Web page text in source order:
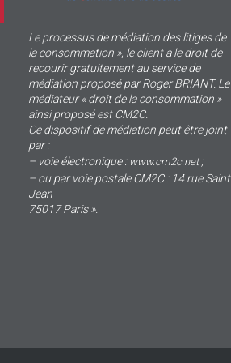
Le processus de médiation des litiges de
la consommation », le client a le droit de
recourir gratuitement au service de
médiation proposé par Roger BRIANT. Le
médiateur « droit de la consommation »
ainsi proposé est CM2C.
Ce dispositif de médiation peut être joint
par :
– voie électronique : www.cm2c.net;
– ou par voie postale CM2C : 14 rue Saint
Jean
75017 Paris ».